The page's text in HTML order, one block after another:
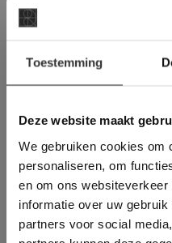
Toestemming
Deze website maakt
We gebruiken cookies om
personaliseren, om
en om ons
informatie over uw
partners voor social
Binnen 24 uur
Meer dan 500
Deze
gebruik
This Cookie
longer working.
Deze website
gebruik te maken
toestemming
overeenstemming